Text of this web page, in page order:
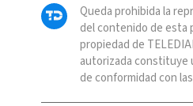
Queda prohibida la
del contenido de esta
propiedad de
autorizada constituye
de conformidad con